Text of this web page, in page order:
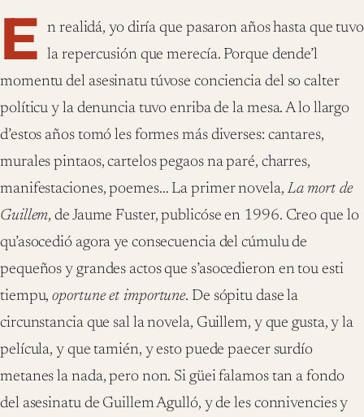
E
n realidá, yo diría que pasaron años hasta que tuvo
la repercusión que merecía. Porque dende’l
momentu del asesinatu túvose conciencia del so calter
políticu y la denuncia tuvo enriba de la mesa. A lo llargo
d’estos años tomó les formes más diverses: cantares,
murales pintaos, cartelos pegaos na paré, charres,
manifestaciones, poemes… La primer novela,La mort de
Guillem, de Jaume Fuster, publicóse en 1996. Creo que lo
qu’asocedió agora ye consecuencia del cúmulu de
pequeños y grandes actos que s’asocedieron en tou esti
tiempu,oportune et importune. De sópitu dase la
circunstancia que sal la novela, Guillem, y que gusta, y la
película, y que tamién, y esto puede paecer surdío
metanes la nada, pero non. Si güei falamos tan a fondo
del asesinatu de Guillem Agulló, y de les connivencies y